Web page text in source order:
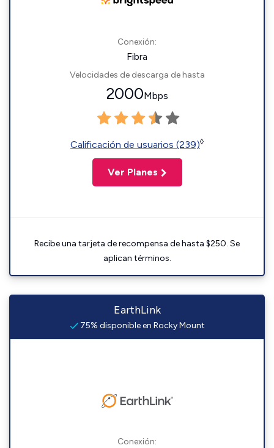
Conexión:
Fibra
Velocidades de descarga de hasta
2000Mbps
Calificación de usuarios (239)◊
Ver Planes
Recibe una tarjeta de recompensa de hasta $250. Se
aplican términos.
EarthLink
75% disponible en Rocky Mount
Conexión: